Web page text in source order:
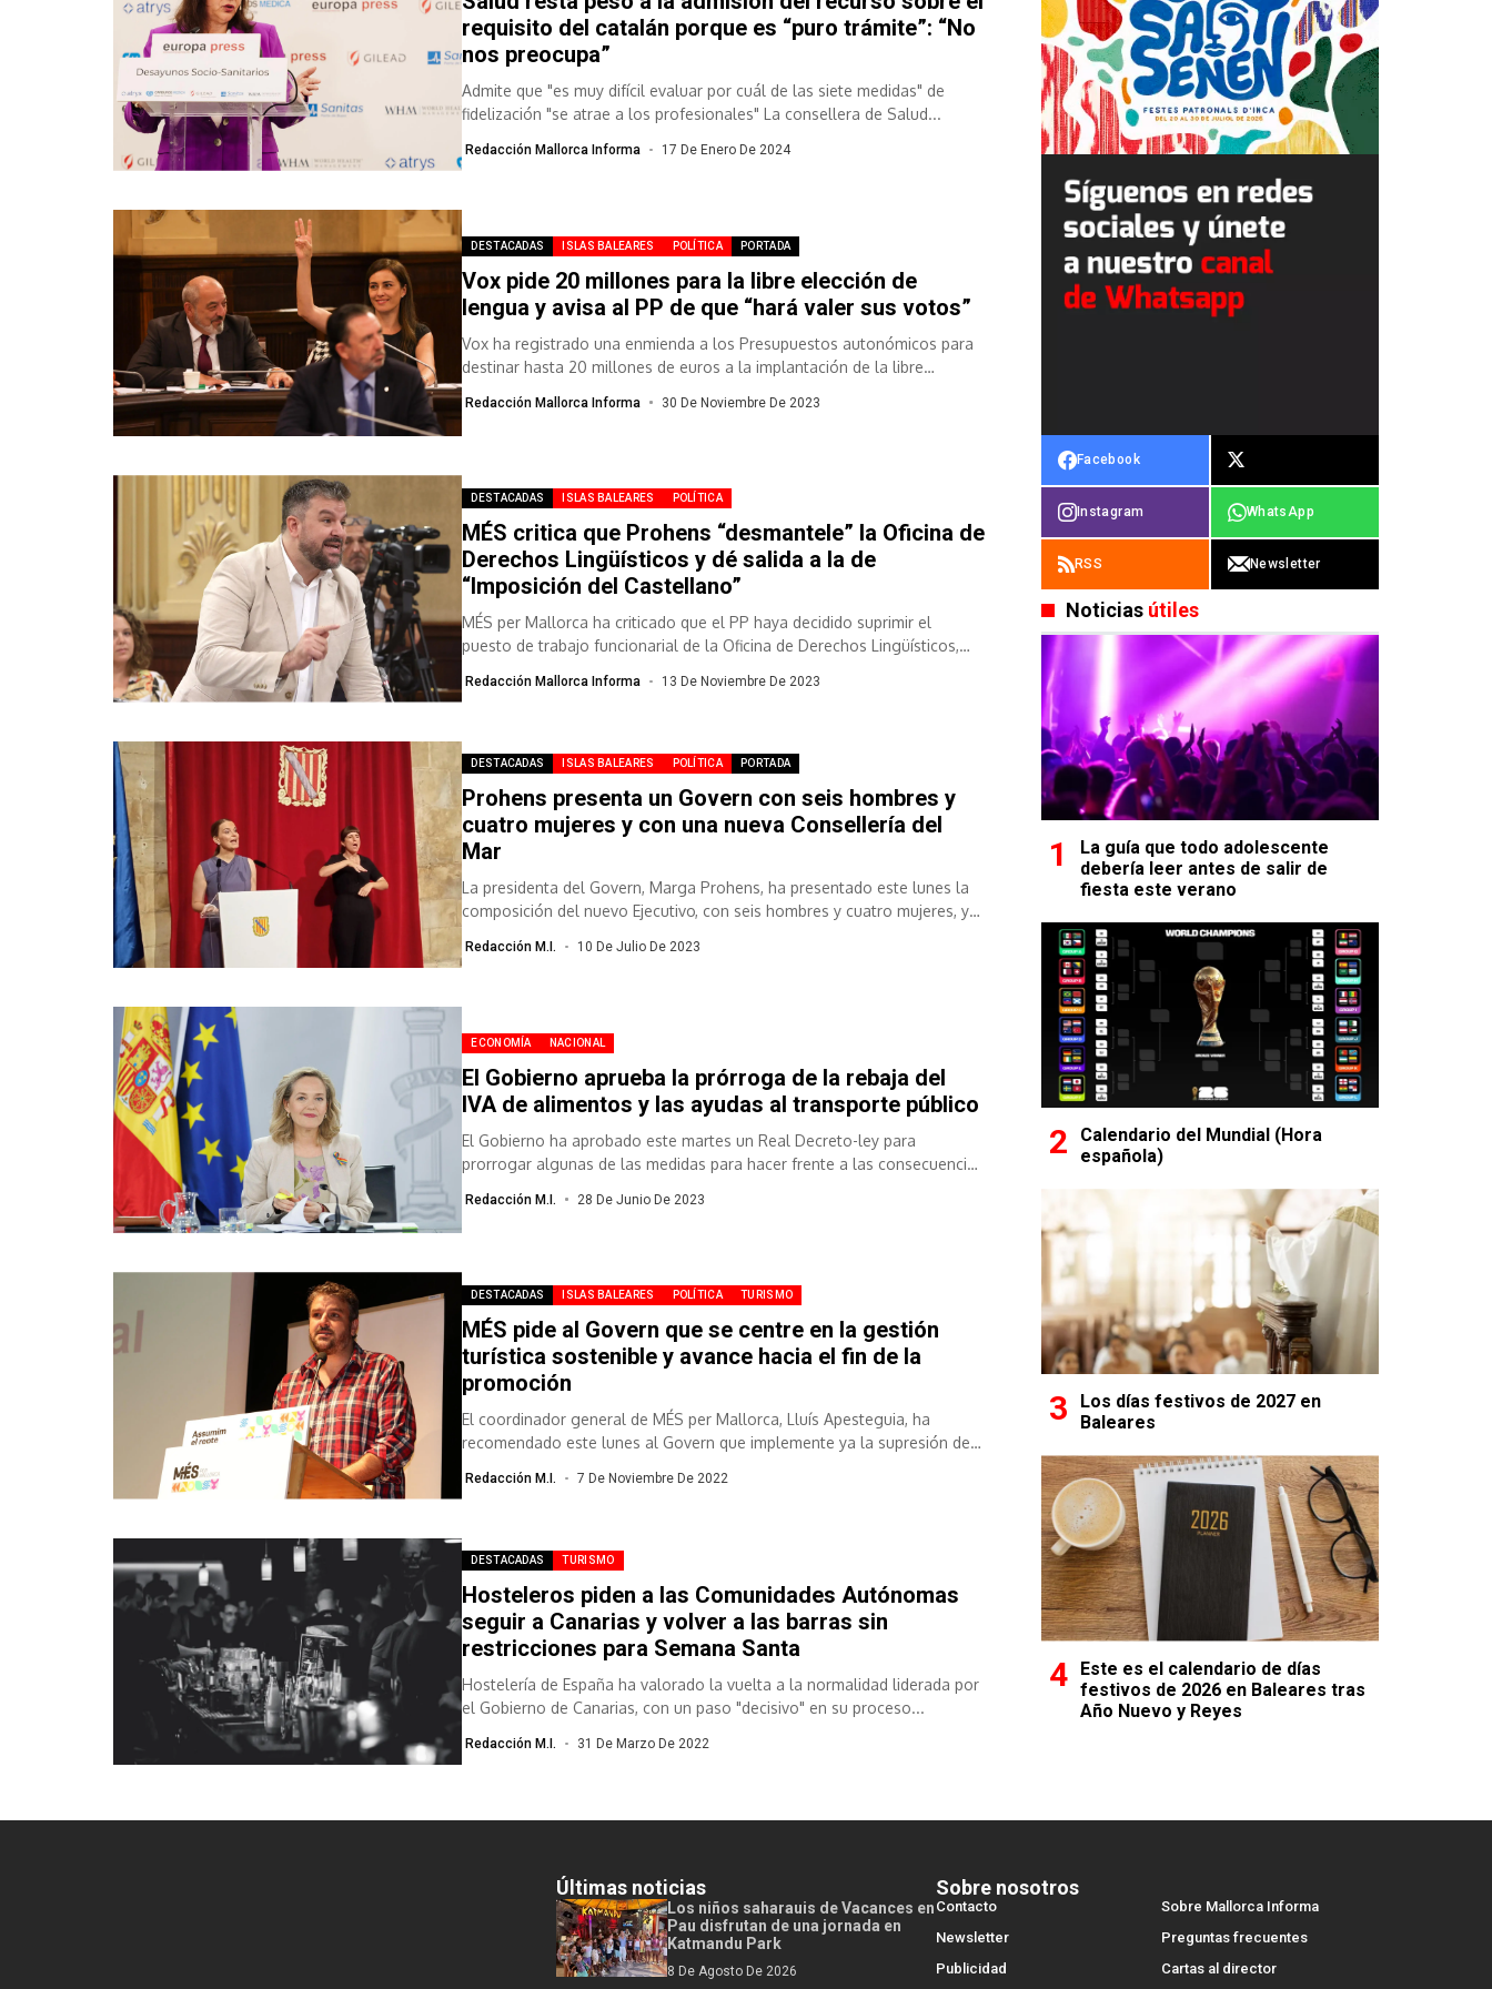
requisito del catalán porque es “puro trámite”: “No
nos preocupa”
Admite que "es muy difícil evaluar por cuál de las siete medidas" de
fidelización "se atrae a los profesionales" La consellera de Salud...
Redacción Mallorca Informa 17 De Enero De 2024
DESTACADAS ISLAS BALEARES POLÍTICA PORTADA
Vox pide 20 millones para la libre elección de
lengua y avisa al PP de que “hará valer sus votos”
Vox ha registrado una enmienda a los Presupuestos autonómicos para
destinar hasta 20 millones de euros a la implantación de la libre
Redacción Mallorca Informa 30 De Noviembre De 2023
DESTACADAS ISLAS BALEARES POLÍTICA
MÉS critica que Prohens “desmantele” la Oficina de
Derechos Lingüísticos y dé salida a la de
“Imposición del Castellano”
MÉS per Mallorca ha criticado que el PP haya decidido suprimir el
puesto de trabajo funcionarial de la Oficina de Derechos Lingüísticos,
Redacción Mallorca Informa 13 De Noviembre De 2023
DESTACADAS ISLAS BALEARES POLÍTICA PORTADA
Prohens presenta un Govern con seis hombres y
cuatro mujeres y con una nueva Consellería del
Mar
La presidenta del Govern, Marga Prohens, ha presentado este lunes la
composición del nuevo Ejecutivo, con seis hombres y cuatro mujeres, y
Redacción M.I. 10 De Julio De 2023
ECONOMÍA NACIONAL
El Gobierno aprueba la prórroga de la rebaja del
IVA de alimentos y las ayudas al transporte público
El Gobierno ha aprobado este martes un Real Decreto-ley para
prorrogar algunas de las medidas para hacer frente a las consecuencias
Redacción M.I. 28 De Junio De 2023
DESTACADAS ISLAS BALEARES POLÍTICA TURISMO
MÉS pide al Govern que se centre en la gestión
turística sostenible y avance hacia el fin de la
promoción
El coordinador general de MÉS per Mallorca, Lluís Apesteguia, ha
recomendado este lunes al Govern que implemente ya la supresión de
Redacción M.I. 7 De Noviembre De 2022
DESTACADAS TURISMO
Hosteleros piden a las Comunidades Autónomas
seguir a Canarias y volver a las barras sin
restricciones para Semana Santa
Hostelería de España ha valorado la vuelta a la normalidad liderada por
el Gobierno de Canarias, con un paso "decisivo" en su proceso...
Redacción M.I. 31 De Marzo De 2022
Facebook
Instagram WhatsApp
RSS Newsletter
Noticias útiles
La guía que todo adolescente
debería leer antes de salir de
fiesta este verano
Calendario del Mundial (Hora
española)
Los días festivos de 2027 en
Baleares
Este es el calendario de días
festivos de 2026 en Baleares tras
Año Nuevo y Reyes
Últimas noticias
Los niños saharauis de Vacances en
Pau disfrutan de una jornada en
Katmandu Park
8 De Agosto De 2026
Sobre nosotros
Contacto
Sobre Mallorca Informa
Newsletter
Preguntas frecuentes
Publicidad
Cartas al director